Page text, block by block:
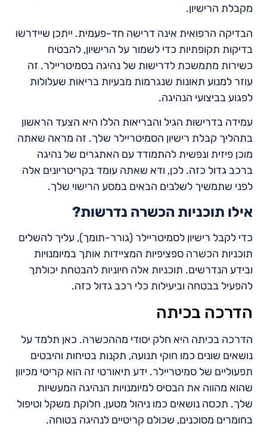
מקבלת הרישיון.
הבדיקה הרפואית אינה דרישה חד-פעמית. ייתכן שיידרשו
בדיקות תקופתיות כדי לשמור על הרישיון, להבטיח
כשירות מתמשכת לדרישות של נהיגה בסמיטריילר. זה
עוזר למנוע תאונות שנגרמות מבעיות בריאות שעלולות
לפגוע בביצועי הנהיגה.
עמידה בדרישות הגיל והבריאות הללו היא הצעד הראשון
בתהליך קבלת רישיון הסמיטריילר שלך. זה מראה שאתה
מוכן פיזית ונפשית להתמודד עם האתגרים של נהיגה
ברכב גדול כזה. לכן, ודא שאתה עומד בקריטריונים אלה
לפני שתמשיך לשלבים הבאים במסע הרישוי שלך.
אילו תוכניות הכשרה נדרשות?
כדי לקבל רישיון לסמיטריילר (גורר-תומך), עליך להשלים
תוכניות הכשרה ספציפיות המציידות אותך במיומנויות
ובידע הנדרשים. תוכניות אלה חיוניות להבטחת יכולתך
להפעיל בבטחה וביעילות כלי רכב גדול כזה.
הדרכה בכיתה
הדרכה בכיתה היא חלק יסודי מההכשרה. כאן תלמד על
נושאים שונים כמו חוקי תנועה, תקנות בטיחות והיבטים
תפעוליים של סמיטריילר. ידע תיאורטי זה הוא קריטי מכיוון
שהוא מהווה את הבסיס למיומנויות הנהיגה המעשיות
שלך. תכסה נושאים כמו ניהול מטען, חלוקת משקל וטיפול
בחומרים מסוכנים, שכולם קריטיים לנהיגה בטוחה.